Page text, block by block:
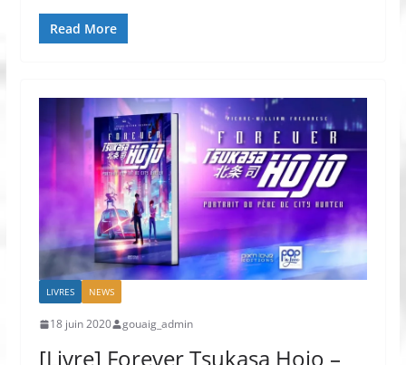
Read More
LIVRES NEWS
18 juin 2020 gouaig_admin
[Livre] Forever Tsukasa Hojo –